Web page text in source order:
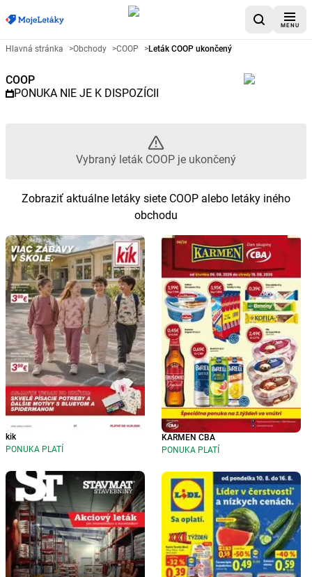
MENU
Reklamný leták COOP -
Hlavná stránka >Obchody >COOP >Leták COOP ukončený
COOP
PONUKA NIE JE K DISPOZÍCII
Vybraný leták COOP je ukončený
Zobraziť aktuálne letáky siete COOP alebo letáky iného
obchodu
kik
PONUKA PLATÍ
KARMEN CBA
PONUKA PLATÍ